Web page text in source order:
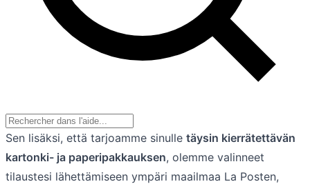
Sen lisäksi, että tarjoamme sinulle täysin kierrätettävän
kartonki- ja paperipakkauksen, olemme valinneet
tilaustesi lähettämiseen ympäri maailmaa La Posten,